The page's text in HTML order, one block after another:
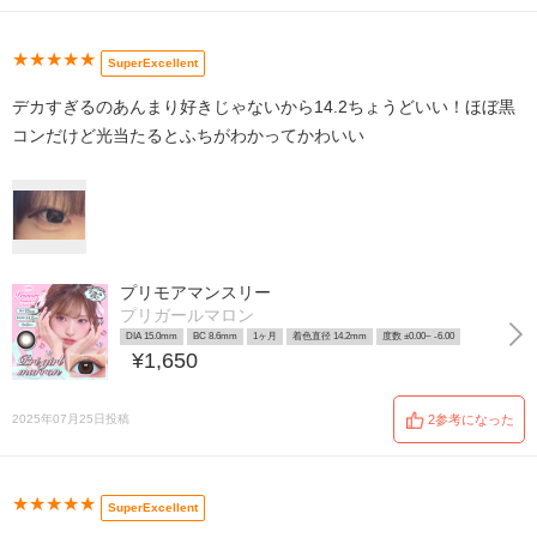
★★★★★ SuperExcellent
デカすぎるのあんまり好きじゃないから14.2ちょうどいい！ほぼ黒
コンだけど光当たるとふちがわかってかわいい
プリモアマンスリー
プリガールマロン
DIA 15.0mm BC 8.6mm 1ヶ月 着色直径 14.2mm 度数 ±0.00~ -6.00
¥1,650
2025年07月25日投稿 2参考になった
★★★★★ SuperExcellent